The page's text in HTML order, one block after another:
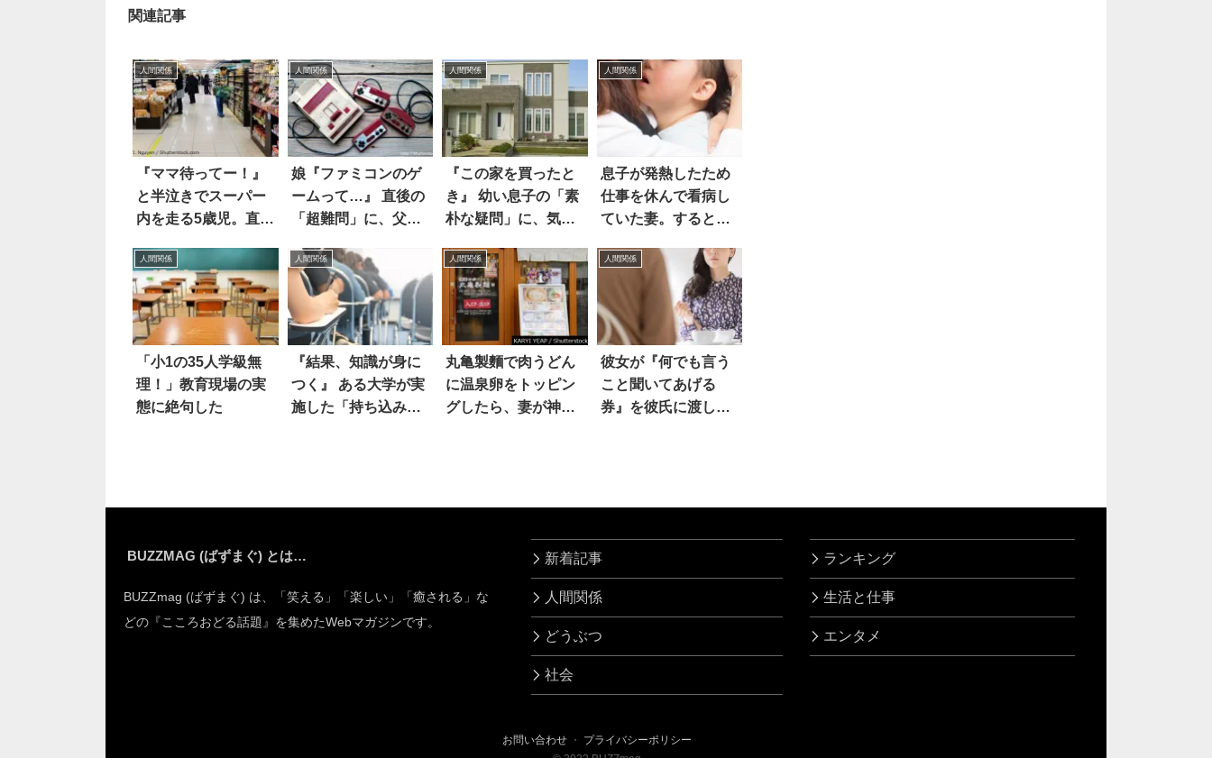
関連記事
人間関係
『ママ待ってー！』
と半泣きでスーパー
内を走る5歳児。直後
った！
人間関係
娘『ファミコンのゲ
ームって…』 直後の
「超難問」に、父は
人間関係
『この家を買ったと
き』 幼い息子の「素
朴な疑問」に、気持
た！！
人間関係
息子が発熱したため
仕事を休んで看病し
ていた妻。すると夫
人間関係
「小1の35人学級無
理！」教育現場の実
態に絶句した
人間関係
『結果、知識が身に
つく』 ある大学が実
施した「持ち込み試
人間関係
丸亀製麵で肉うどん
に温泉卵をトッピン
グしたら、妻が神妙
人間関係
彼女が『何でも言う
こと聞いてあげる
券』を彼氏に渡した
BUZZMAG (ばずまぐ) とは…
BUZZmag (ばずまぐ) は、「笑える」「楽しい」「癒される」な
どの『こころおどる話題』を集めたWebマガジンです。
新着記事
人間関係
どうぶつ
社会
ランキング
生活と仕事
エンタメ
お問い合わせ ・ プライバシーポリシー